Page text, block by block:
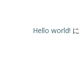
Hello world! に